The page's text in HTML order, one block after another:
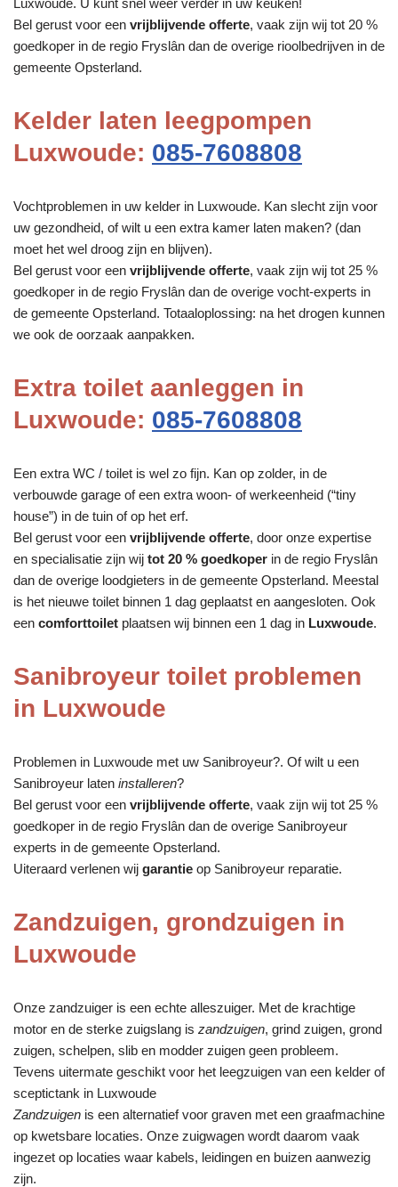
Bel gerust voor een vrijblijvende offerte, vaak zijn wij tot 20 %
goedkoper in de regio Fryslân dan de overige rioolbedrijven in de
gemeente Opsterland.
Kelder laten leegpompen
Luxwoude: 085-7608808
Vochtproblemen in uw kelder in Luxwoude. Kan slecht zijn voor
uw gezondheid, of wilt u een extra kamer laten maken? (dan
moet het wel droog zijn en blijven).
Bel gerust voor een vrijblijvende offerte, vaak zijn wij tot 25 %
goedkoper in de regio Fryslân dan de overige vocht-experts in
de gemeente Opsterland. Totaaloplossing: na het drogen kunnen
we ook de oorzaak aanpakken.
Extra toilet aanleggen in
Luxwoude: 085-7608808
Een extra WC / toilet is wel zo fijn. Kan op zolder, in de
verbouwde garage of een extra woon- of werkeenheid (“tiny
house”) in de tuin of op het erf.
Bel gerust voor een vrijblijvende offerte, door onze expertise
en specialisatie zijn wij tot 20 % goedkoper in de regio Fryslân
dan de overige loodgieters in de gemeente Opsterland. Meestal
is het nieuwe toilet binnen 1 dag geplaatst en aangesloten. Ook
een comforttoilet plaatsen wij binnen een 1 dag in Luxwoude.
Sanibroyeur toilet problemen
in Luxwoude
Problemen in Luxwoude met uw Sanibroyeur?. Of wilt u een
Sanibroyeur laten installeren?
Bel gerust voor een vrijblijvende offerte, vaak zijn wij tot 25 %
goedkoper in de regio Fryslân dan de overige Sanibroyeur
experts in de gemeente Opsterland.
Uiteraard verlenen wij garantie op Sanibroyeur reparatie.
Zandzuigen, grondzuigen in
Luxwoude
Onze zandzuiger is een echte alleszuiger. Met de krachtige
motor en de sterke zuigslang is zandzuigen, grind zuigen, grond
zuigen, schelpen, slib en modder zuigen geen probleem.
Tevens uitermate geschikt voor het leegzuigen van een kelder of
sceptictank in Luxwoude
Zandzuigen is een alternatief voor graven met een graafmachine
op kwetsbare locaties. Onze zuigwagen wordt daarom vaak
ingezet op locaties waar kabels, leidingen en buizen aanwezig
zijn.